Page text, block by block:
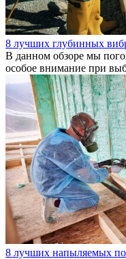
8 лучших глубинных
В данном обзоре мы
особое внимание при
8 лучших напыляемых